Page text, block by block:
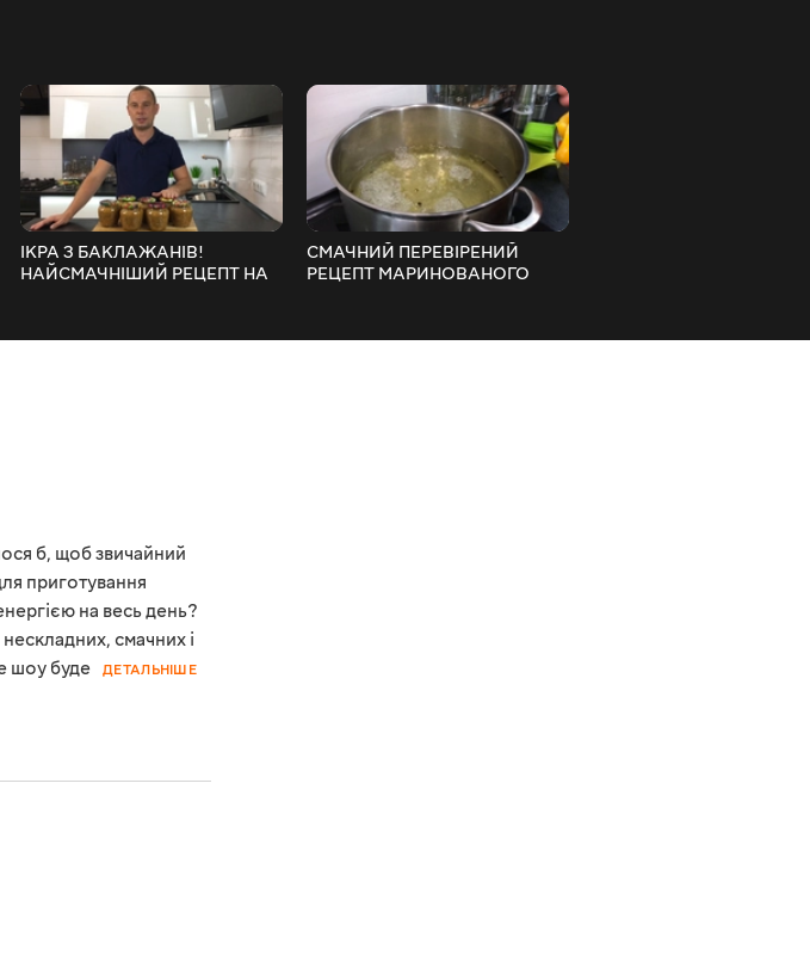
ІКРА З БАКЛАЖАНІВ!
НАЙСМАЧНІШИЙ РЕЦЕПТ НА
СМАЧНИЙ ПЕРЕВІРЕНИЙ
РЕЦЕПТ МАРИНОВАНОГО
б, щоб звичайний
приготування
на весь день?
смачних і
шоу буде
ДЕТАЛЬНІШЕ